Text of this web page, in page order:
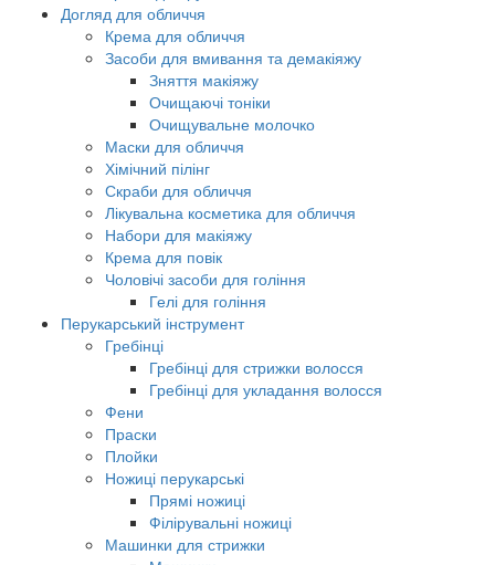
Догляд для обличчя
Крема для обличчя
Засоби для вмивання та демакіяжу
Зняття макіяжу
Очищаючі тоніки
Очищувальне молочко
Маски для обличчя
Хімічний пілінг
Скраби для обличчя
Лікувальна косметика для обличчя
Набори для макіяжу
Крема для повік
Чоловічі засоби для гоління
Гелі для гоління
Перукарський інструмент
Гребінці
Гребінці для стрижки волосся
Гребінці для укладання волосся
Фени
Праски
Плойки
Ножиці перукарські
Прямі ножиці
Філірувальні ножиці
Машинки для стрижки